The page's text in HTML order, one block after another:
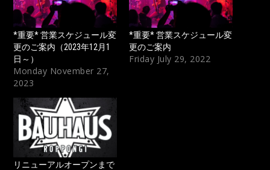
*重要* 営業スケジュール変
更のご案内（2023年12月1
日～）
Monday November 27,
2023
*重要* 営業スケジュール変
更のご案内
Friday July 29, 2022
リニューアルオープンまで